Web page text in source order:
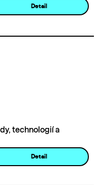
Detail
technologií a
Detail